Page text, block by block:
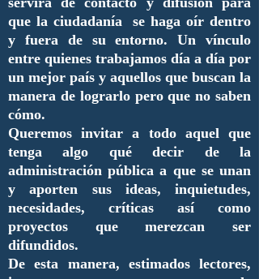
que la ciudadanía se haga oír dentro
y fuera de su entorno. Un vínculo
entre quienes trabajamos día a día por
un mejor país y aquellos que buscan la
manera de lograrlo pero que no saben
cómo.
Queremos invitar a todo aquel que
tenga algo qué decir de la
administración pública a que se unan
y aporten sus ideas, inquietudes,
necesidades, críticas así como
proyectos que merezcan ser
difundidos.
De esta manera, estimados lectores,